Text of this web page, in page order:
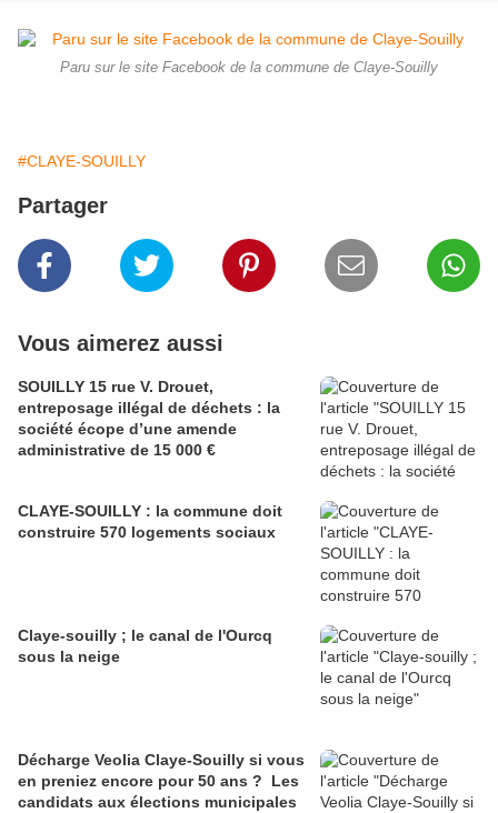
Paru sur le site Facebook de la commune de Claye-Souilly
#CLAYE-SOUILLY
Partager
Vous aimerez aussi
SOUILLY 15 rue V. Drouet,
entreposage illégal de déchets : la
société écope d’une amende
administrative de 15 000 €
CLAYE-SOUILLY : la commune doit
construire 570 logements sociaux
Claye-souilly ; le canal de l'Ourcq
sous la neige
Décharge Veolia Claye-Souilly si vous
en preniez encore pour 50 ans ? Les
candidats aux élections municipales